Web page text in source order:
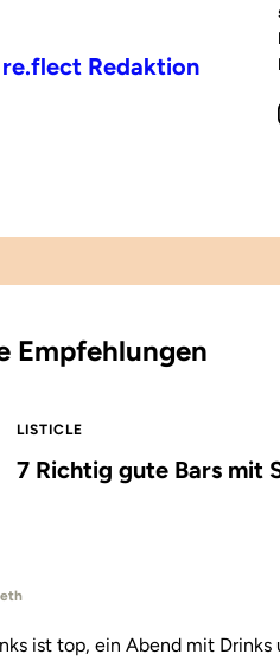
re.flect Redaktion
Empfehlungen
LISTICLE
7 Richtig gute Bars mit
ist top, ein Abend mit Drinks